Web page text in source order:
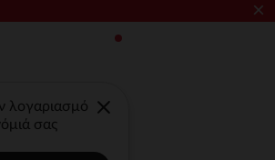
×
λογαριασμό
σας